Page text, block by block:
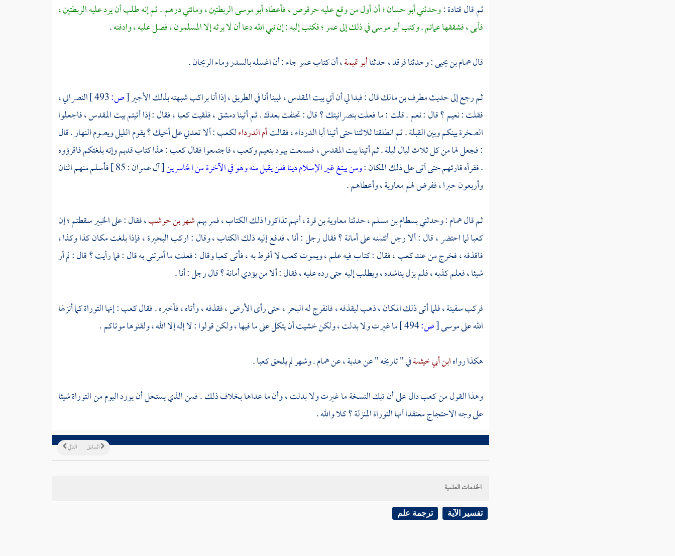
ثم قالقتادة:وحدثنيأبو حسان؛ أن أول من وقع عليهحرقوص، فأعطاهأبو موسىالربطتين ، ومائتي درهم . ثم إنه طلب أن يرد عليه الربطتين ،
فأبى ، فشققها عمائم . وكتبأبو موسىفي ذلك إلىعمر؛ فكتب إليه : إن نبي الله دعا أن لا يرثه إلا المسلمون ، فصل عليه ، وادفنه.
قالهمام بن يحيى: وحدثنافرقد، حدثناأبو تميمة، أن كتابعمرجاء : أن اغسله بالسدر وماء الريحان .
ثم رجع إلى حديثمطرف بن مالكقال : فبدا لي أن آتيبيت المقدس، فبينا أنا في الطريق ، إذا أنا براكب شبهته بذلك الأجير[ص:
النصراني ،
فقلت :نعيم؟ قال : نعم . قلت : ما فعلت بنصرانيتك ؟ قال : تحنفت بعدك . ثم أتينادمشق، فلقيتكعبا، فقال : إذا أتيتمبيت المقدس، فاجعلوا
الصخرة بينكم وبين القبلة . ثم انطلقنا ثلاثتنا حتى أتيناأبا الدرداء، فقالتأم الدرداءلكعب: ألا تعدني على أخيك ؟ يقوم الليل ويصوم النهار . قال
: فجعل لها من كل ثلاث ليال ليلة . ثم أتينابيت المقدس، فسمعتيهودبنعيموكعب، فاجتمعوا فقالكعب: هذا كتاب قديم وإنه بلغتكم فاقرؤوه
. فقرأه قارئهم حتى أتى على ذلك المكان :ومن يبتغ غير الإسلام دينا فلن يقبل منه وهو في الآخرة من الخاسرين
[ آل عمران : 85 ] فأسلم منهم اثنان
وأربعون حبرا ، ففرض لهممعاوية، وأعطاهم .
ثم قالهمام: وحدثنيبسطام بن مسلم، حدثنامعاوية بن قرة، أنهم تذاكروا ذلك الكتاب ، فمر بهمشهر بن حوشب، فقال : على الخبير سقطتم ؛ إن
كعبالما احتضر ، قال : ألا رجل أئتمنه على أمانة ؟ فقال رجل : أنا ، فدفع إليه ذلك الكتاب ، وقال : اركب البحيرة ، فإذا بلغت مكان كذا وكذا ،
فاقذفه ، فخرج من عندكعب، فقال : كتاب فيه علم ، ويموتكعبلا أفرط به ، فأتىكعباوقال : فعلت ما أمرتني به قال : فما رأيت ؟ قال : لم أر
شيئا ، فعلم كذبه ، فلم يزل يناشده ، ويطلب إليه حتى رده عليه ، فقال : ألا من يؤدي أمانة ؟ قال رجل : أنا .
فركب سفينة ، فلما أتى ذلك المكان ، ذهب ليقذفه ، فانفرج له البحر ، حتى رأى الأرض ، فقذفه ، وأتاه ، فأخبره . فقالكعب: إنها التوراة كما أنزلها
الله علىموسى[ص:
ما غيرت ولا بدلت ، ولكن خشيت أن يتكل على ما فيها ، ولكن قولوا : لا إله إلا الله ، ولقنوها موتاكم .
هكذا رواهابن أبي خيثمةفي " تاريخه " عنهدبة، عنهمام.وشهرلم يلحقكعبا.
وهذا القول منكعبدال على أن تيك النسخة ما غيرت ولا بدلت ، وأن ما عداها بخلاف ذلك . فمن الذي يستحل أن يورد اليوم من التوراة شيئا
على وجه الاحتجاج معتقدا أنها التوراة المنزلة ؟ كلا والله .
التالي السابق
الخدمات العلمية
تفسير الآية ترجمة علم